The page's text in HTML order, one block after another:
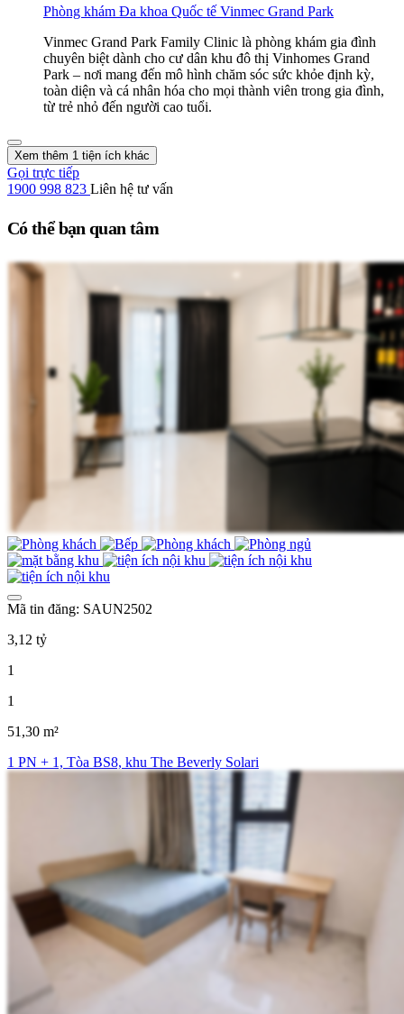
Phòng khám Đa khoa Quốc tế Vinmec Grand Park
Vinmec Grand Park Family Clinic là phòng khám gia đình
chuyên biệt dành cho cư dân khu đô thị Vinhomes Grand
Park – nơi mang đến mô hình chăm sóc sức khỏe định kỳ,
toàn diện và cá nhân hóa cho mọi thành viên trong gia đình,
từ trẻ nhỏ đến người cao tuổi.
Xem thêm 1 tiện ích khác
Gọi trực tiếp
1900 998 823 Liên hệ tư vấn
Có thể bạn quan tâm
Mã tin đăng: SAUN2502
3,12 tỷ
1
1
51,30 m²
1 PN + 1, Tòa BS8, khu The Beverly Solari